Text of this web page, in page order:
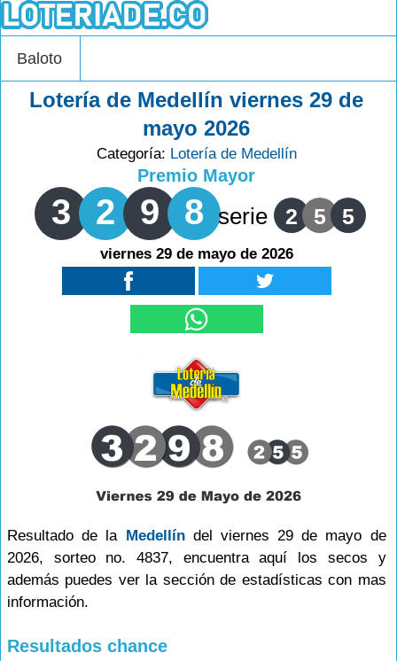
Baloto
Lotería de Medellín viernes 29 de
mayo 2026
Categoría: Lotería de Medellín
Premio Mayor
3 2 9 8 serie 2 5 5
viernes 29 de mayo de 2026
Resultado de la Medellíndel viernes 29 de mayo de
2026, sorteo no. 4837, encuentra aquí los secos y
además puedes ver la sección de estadísticas con mas
información.
Resultados chance